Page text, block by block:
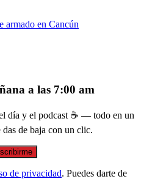
armado en Cancún
a las 7:00 am
día y el podcast ☕ — todo en un
de baja con un clic.
de privacidad. Puedes darte de